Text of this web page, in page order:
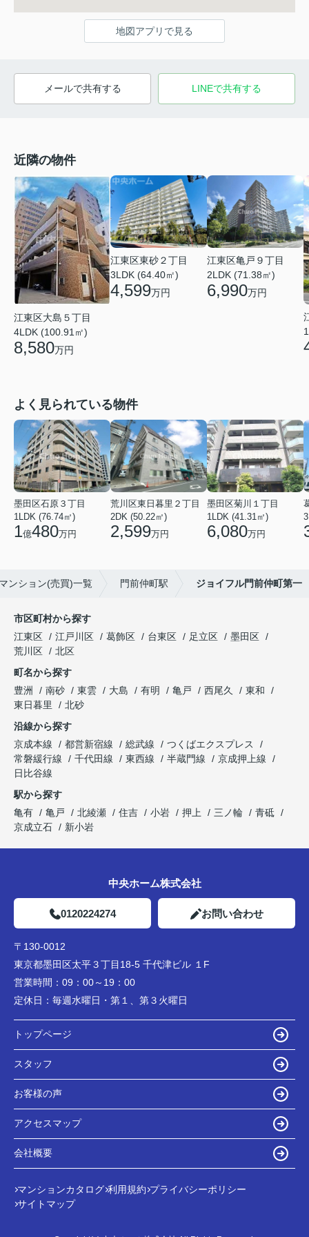
地図アプリで見る
メールで共有する LINEで共有する
近隣の物件
江東区大島５丁目
4LDK (100.91㎡)
8,580万円
江東区東砂２丁目
3LDK (64.40㎡)
4,599万円
江東区亀戸９丁目
2LDK (71.38㎡)
6,990万円
よく見られている物件
墨田区石原３丁目
1LDK (76.74㎡)
1億480万円
荒川区東日暮里２丁目
2DK (50.22㎡)
2,599万円
墨田区菊川１丁目
1LDK (41.31㎡)
6,080万円
ンション(売買)一覧 門前仲町駅 ジョイフル門前仲町第一
市区町村から探す
江東区
江戸川区 葛飾区 台東区 足立区
墨田区
荒川区
北区
町名から探す
豊洲
南砂 東雲 大島 有明 亀戸 西尾久
東和
東日暮里
北砂
沿線から探す
京成本線
都営新宿線 総武線
つくばエクスプレス
常磐緩行線
千代田線 東西線 半蔵門線
京成押上線
日比谷線
駅から探す
亀有
亀戸 北綾瀬 住吉 小岩 押上 三ノ輪
青砥
京成立石
新小岩
中央ホーム株式会社
0120224274 お問い合わせ
〒130-0012
東京都墨田区太平３丁目18-5 千代津ビル １F
営業時間： 09：00～19：00
定休日： 毎週水曜日・第１、第３火曜日
トップページ
スタッフ
お客様の声
アクセスマップ
会社概要
マンションカタログ 利用規約 プライバシーポリシー
サイトマップ